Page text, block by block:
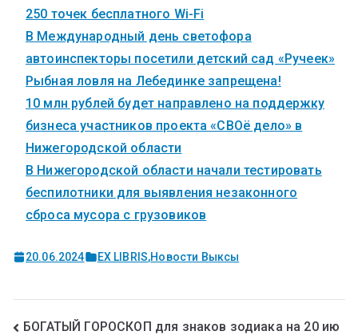
250 точек бесплатного Wi-Fi
В Международный день светофора
автоинспекторы посетили детский сад «Ручеек»
Рыбная ловля на Лебединке запрещена!
10 млн рублей будет направлено на поддержку
бизнеса участников проекта «СВОё дело» в
Нижегородской области
В Нижегородской области начали тестировать
беспилотники для выявления незаконного
сброса мусора с грузовиков
20.06.2024 EX LIBRIS,Новости Выксы
БОГАТЫЙ ГОРОСКОП для знаков зодиака на 20 ию